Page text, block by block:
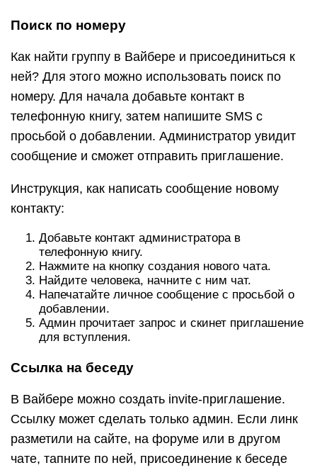
Поиск по номеру
Как найти группу в Вайбере и присоединиться к
ней? Для этого можно использовать поиск по
номеру. Для начала добавьте контакт в
телефонную книгу, затем напишите SMS с
просьбой о добавлении. Администратор увидит
сообщение и сможет отправить приглашение.
Инструкция, как написать сообщение новому
контакту:
Добавьте контакт администратора в
телефонную книгу.
Нажмите на кнопку создания нового чата.
Найдите человека, начните с ним чат.
Напечатайте личное сообщение с просьбой о
добавлении.
Админ прочитает запрос и скинет приглашение
для вступления.
Ссылка на беседу
В Вайбере можно создать invite-приглашение.
Ссылку может сделать только админ. Если линк
разметили на сайте, на форуме или в другом
чате, тапните по ней, присоединение к беседе